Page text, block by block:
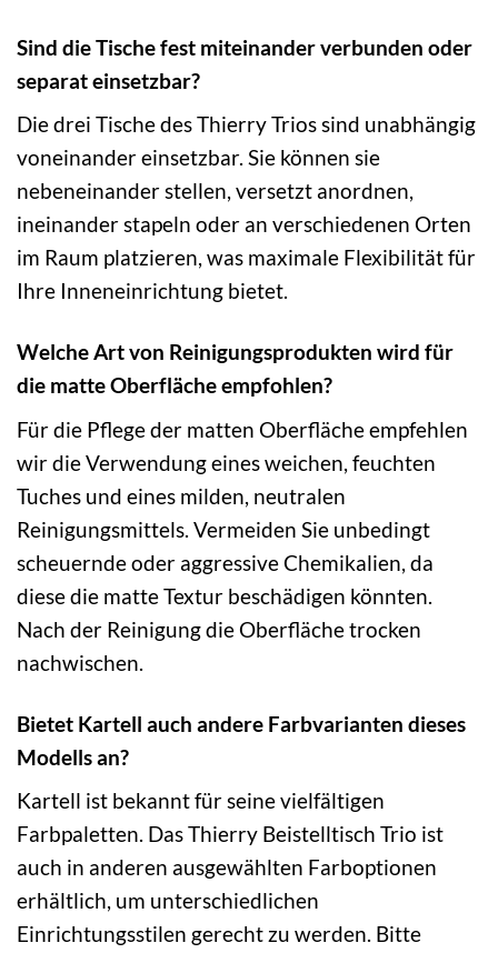
Sind die Tische fest miteinander verbunden oder
separat einsetzbar?
Die drei Tische des Thierry Trios sind unabhängig
voneinander einsetzbar. Sie können sie
nebeneinander stellen, versetzt anordnen,
ineinander stapeln oder an verschiedenen Orten
im Raum platzieren, was maximale Flexibilität für
Ihre Inneneinrichtung bietet.
Welche Art von Reinigungsprodukten wird für
die matte Oberfläche empfohlen?
Für die Pflege der matten Oberfläche empfehlen
wir die Verwendung eines weichen, feuchten
Tuches und eines milden, neutralen
Reinigungsmittels. Vermeiden Sie unbedingt
scheuernde oder aggressive Chemikalien, da
diese die matte Textur beschädigen könnten.
Nach der Reinigung die Oberfläche trocken
nachwischen.
Bietet Kartell auch andere Farbvarianten dieses
Modells an?
Kartell ist bekannt für seine vielfältigen
Farbpaletten. Das Thierry Beistelltisch Trio ist
auch in anderen ausgewählten Farboptionen
erhältlich, um unterschiedlichen
Einrichtungsstilen gerecht zu werden. Bitte